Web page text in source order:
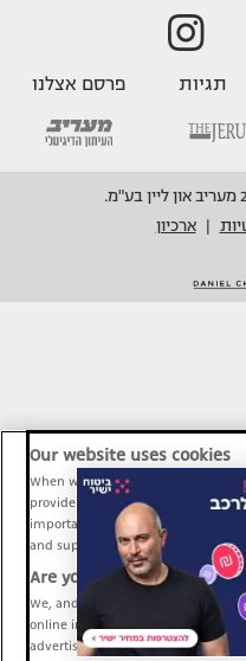
תגיות פרסם אצלנו
ארכיון
Our website uses cookies
When we provide Maariv, TMI and
provide social media features and
important and necessary for our
and support Maariv, TMI and
Are you happy to accept
We, and our partners, use
online interactions to improve our
advertising for you. You can read